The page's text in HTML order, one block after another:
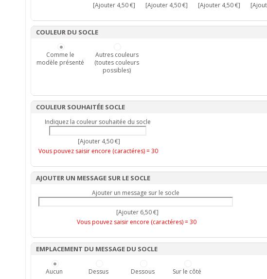
[Ajouter 4,50 €]
[Ajouter 4,50 €]
[Ajouter 4,50 €]
COULEUR DU SOCLE
Comme le
modèle présenté
Autres couleurs
(toutes couleurs
possibles)
COULEUR SOUHAITÉE SOCLE
Indiquez la couleur souhaitée du socle
[Ajouter 4,50 €]
Vous pouvez saisir encore (caractéres) =30
AJOUTER UN MESSAGE SUR LE SOCLE
Ajouter un message sur le socle
[Ajouter 6,50 €]
Vous pouvez saisir encore (caractéres) =30
EMPLACEMENT DU MESSAGE DU SOCLE
Aucun Dessus Dessous Sur le côté